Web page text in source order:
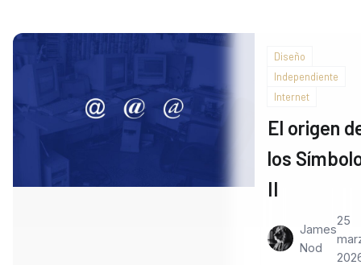
Diseño
Independiente
Internet
El origen
los
II
James
Nod
25